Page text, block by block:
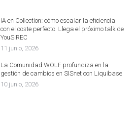
IA en Collection: cómo escalar la eficiencia
con el coste perfecto. Llega el próximo talk de
YouSIREC
11 junio, 2026
La Comunidad WOLF profundiza en la
gestión de cambios en SISnet con Liquibase
10 junio, 2026